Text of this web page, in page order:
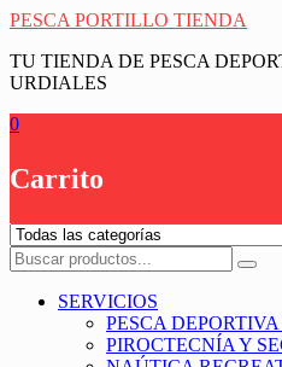
PESCA PORTILLO TIENDA
TU TIENDA DE PESCA
URDIALES
0
Carrito
SERVICIOS
PESCA
PIROCTECNÍA Y